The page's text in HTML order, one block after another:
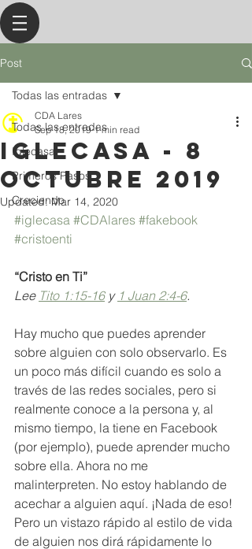
Post
Todas las entradas
Iglecasa
Primeros Pasos
Creciendo
Todas las entradas
IGLECASA - 8
octubre 2019
CDA Lares
Sep 18, 2019 1 min read
Updated:Mar 14, 2020
#iglecasa #CDAlares #fakebook
#cristoenti
“Cristo en Ti”
Lee Tito 1:15-16 y 1 Juan 2:4-6.
Hay mucho que puedes aprender
sobre alguien con solo observarlo. Es
un poco más difícil cuando es solo a
través de las redes sociales, pero si
realmente conoce a la persona y, al
mismo tiempo, la tiene en Facebook
(por ejemplo), puede aprender mucho
sobre ella. Ahora no me
malinterpreten. No estoy hablando de
acechar a alguien aquí. ¡Nada de eso!
Pero un vistazo rápido al estilo de vida
de alguien nos dirá rápidamente lo